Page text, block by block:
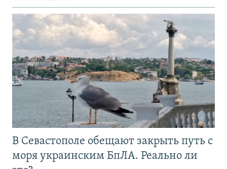
В Севастополе обещают закрыть путь с
моря украинским БпЛА. Реально ли